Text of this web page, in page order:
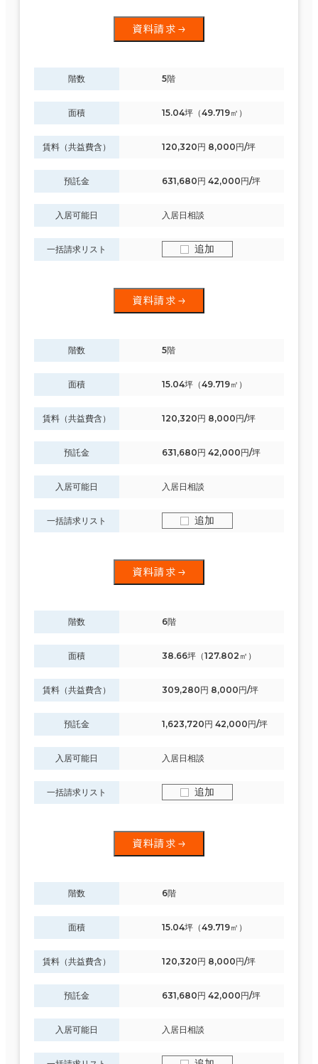
資料請求
階数 5階
面積 15.04坪（49.719㎡）
賃料（共益費含） 120,320円 8,000円/坪
預託金 631,680円 42,000円/坪
入居可能日 入居日相談
一括請求リスト 追加
資料請求
階数 5階
面積 15.04坪（49.719㎡）
賃料（共益費含） 120,320円 8,000円/坪
預託金 631,680円 42,000円/坪
入居可能日 入居日相談
一括請求リスト 追加
資料請求
階数 6階
面積 38.66坪（127.802㎡）
賃料（共益費含） 309,280円 8,000円/坪
預託金 1,623,720円 42,000円/坪
入居可能日 入居日相談
一括請求リスト 追加
資料請求
階数 6階
面積 15.04坪（49.719㎡）
賃料（共益費含） 120,320円 8,000円/坪
預託金 631,680円 42,000円/坪
入居可能日 入居日相談
エリアを追加・変更する
福岡市 (575)
博多区
中央区
条件で絞り込む
坪数
賃料選択（共益費含）
坪単価 月総額
駅徒歩
入居可能時期
3か月以内